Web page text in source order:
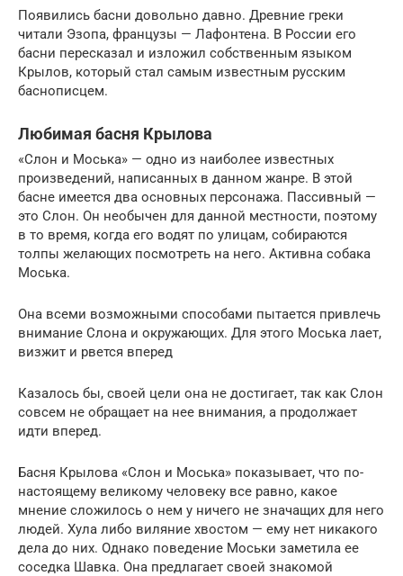
Появились басни довольно давно. Древние греки
читали Эзопа, французы — Лафонтена. В России его
басни пересказал и изложил собственным языком
Крылов, который стал самым известным русским
баснописцем.
Любимая басня Крылова
«Слон и Моська» — одно из наиболее известных
произведений, написанных в данном жанре. В этой
басне имеется два основных персонажа. Пассивный —
это Слон. Он необычен для данной местности, поэтому
в то время, когда его водят по улицам, собираются
толпы желающих посмотреть на него. Активна собака
Моська.
Она всеми возможными способами пытается привлечь
внимание Слона и окружающих. Для этого Моська лает,
визжит и рвется вперед
Казалось бы, своей цели она не достигает, так как Слон
совсем не обращает на нее внимания, а продолжает
идти вперед.
Басня Крылова «Слон и Моська» показывает, что по-
настоящему великому человеку все равно, какое
мнение сложилось о нем у ничего не значащих для него
людей. Хула либо виляние хвостом — ему нет никакого
дела до них. Однако поведение Моськи заметила ее
соседка Шавка. Она предлагает своей знакомой